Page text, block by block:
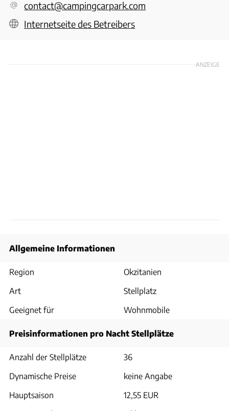
contact@campingcarpark.com
Internetseite des Betreibers
ANZEIGE
Allgemeine Informationen
Region
Okzitanien
Art
Stellplatz
Geeignet für
Wohnmobile
Preisinformationen pro Nacht Stellplätze
Anzahl der Stellplätze
36
Dynamische Preise
keine Angabe
Hauptsaison
12,55 EUR